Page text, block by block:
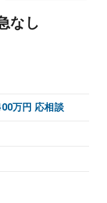
なし
万円 応相談